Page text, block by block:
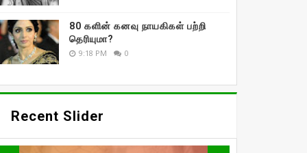
80 களின் கனவு நாயகிகள் பற்றி
தெரியுமா?
9:18 PM 0
Recent Slider